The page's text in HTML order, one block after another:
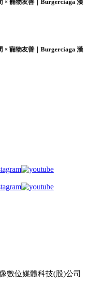
× 寵物友善｜Burgerciaga 漢
× 寵物友善｜Burgerciaga 漢
數位媒體科技(股)公司